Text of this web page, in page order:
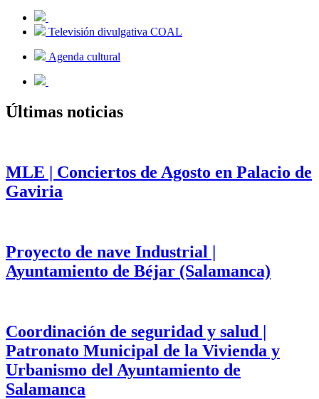
Televisión divulgativa COAL
Agenda cultural
Últimas noticias
MLE | Conciertos de Agosto en Palacio de
Gaviria
Proyecto de nave Industrial |
Ayuntamiento de Béjar (Salamanca)
Coordinación de seguridad y salud |
Patronato Municipal de la Vivienda y
Urbanismo del Ayuntamiento de
Salamanca